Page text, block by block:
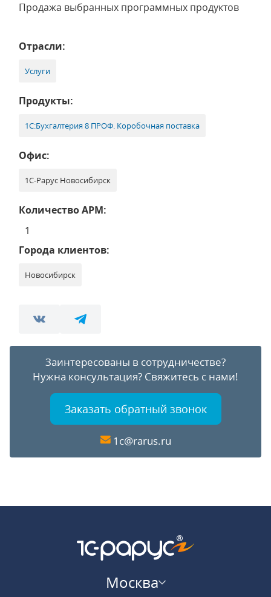
Продажа выбранных программных продуктов
Отрасли:
Услуги
Продукты:
1С:Бухгалтерия 8 ПРОФ. Коробочная поставка
Офис:
1С-Рарус Новосибирск
Количество АРМ:
1
Города клиентов:
Новосибирск
Заинтересованы в сотрудничестве?
Нужна консультация? Свяжитесь с нами!
Заказать обратный звонок
1c@rarus.ru
Москва